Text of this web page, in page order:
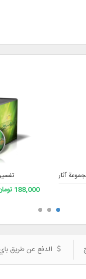
آثار الأستاذ علي صفايي
188,000 تومان
الدفع عن طريق